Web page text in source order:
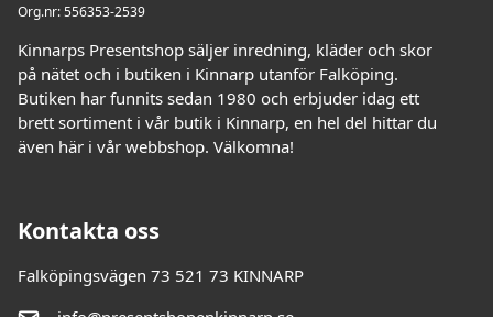
Org.nr: 556353-2539
Kinnarps Presentshop säljer inredning, kläder och skor
på nätet och i butiken i Kinnarp utanför Falköping.
Butiken har funnits sedan 1980 och erbjuder idag ett
brett sortiment i vår butik i Kinnarp, en hel del hittar du
även här i vår webbshop. Välkomna!
Kontakta oss
Falköpingsvägen 73 521 73 KINNARP